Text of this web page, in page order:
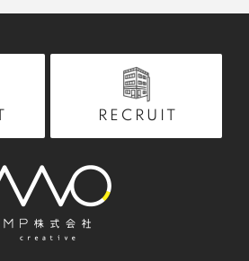
RECRUIT